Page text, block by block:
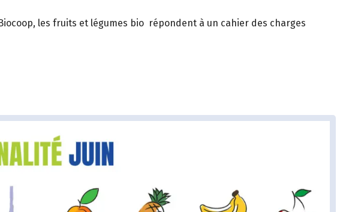
les fruits et légumes bio répondent à un cahier des charges